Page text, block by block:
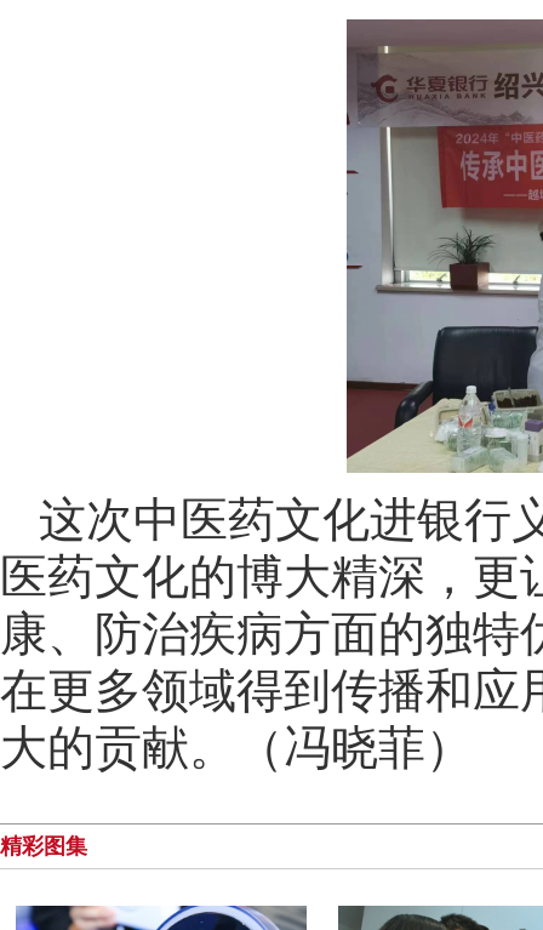
这次中医药文化进银行
医药文化的博大精深，
康、防治疾病方面的独
在更多领域得到传播和应
大的贡献。（冯晓菲）